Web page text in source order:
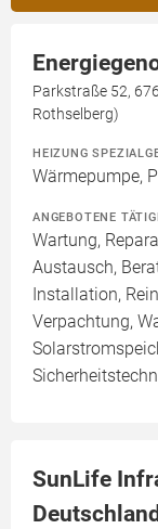
Parkstraße 52,
Rothselberg)
HEIZUNG
Wärmepumpe,
ANGEBOTENE
Wartung,
Austausch,
Installation,
Verpachtung,
SunLife
Deutschland